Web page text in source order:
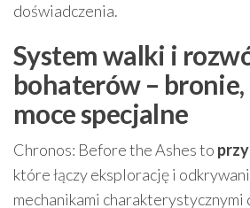
doświadczenia.
System walki i
bohaterów – bronie,
moce specjalne
Chronos: Before the Ashes to
które łączy eksplorację i
mechanikami charakterystycznymi